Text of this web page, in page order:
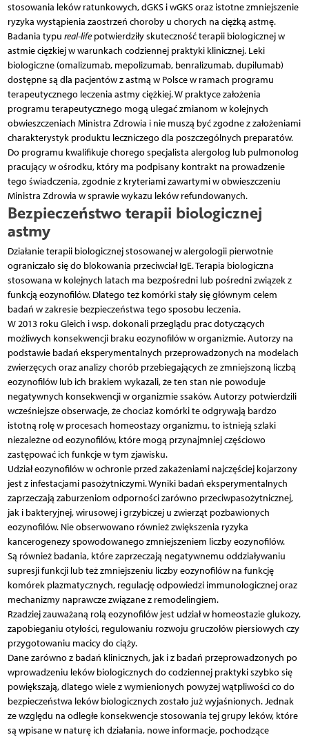
stosowania leków ratunkowych, dGKS i wGKS oraz istotne zmniejszenie
ryzyka wystąpienia zaostrzeń choroby u chorych na ciężką astmę.
Badania typu real-lifepotwierdziły skuteczność terapii biologicznej w
astmie ciężkiej w warunkach codziennej praktyki klinicznej. Leki
biologiczne (omalizumab, mepolizumab, benralizumab, dupilumab)
dostępne są dla pacjentów z astmą w Polsce w ramach programu
terapeutycznego leczenia astmy ciężkiej. W praktyce założenia
programu terapeutycznego mogą ulegać zmianom w kolejnych
obwieszczeniach Ministra Zdrowia i nie muszą być zgodne z założeniami
charakterystyk produktu leczniczego dla poszczególnych preparatów.
Do programu kwalifikuje chorego specjalista alergolog lub pulmonolog
pracujący w ośrodku, który ma podpisany kontrakt na prowadzenie
tego świadczenia, zgodnie z kryteriami zawartymi w obwieszczeniu
Ministra Zdrowia w sprawie wykazu leków refundowanych.
Bezpieczeństwo terapii biologicznej
astmy
Działanie terapii biologicznej stosowanej w alergologii pierwotnie
ograniczało się do blokowania przeciwciał IgE. Terapia biologiczna
stosowana w kolejnych latach ma bezpośredni lub pośredni związek z
funkcją eozynofilów. Dlatego też komórki stały się głównym celem
badań w zakresie bezpieczeństwa tego sposobu leczenia.
W 2013 roku Gleich i wsp. dokonali przeglądu prac dotyczących
możliwych konsekwencji braku eozynofilów w organizmie. Autorzy na
podstawie badań eksperymentalnych przeprowadzonych na modelach
zwierzęcych oraz analizy chorób przebiegających ze zmniejszoną liczbą
eozynofilów lub ich brakiem wykazali, że ten stan nie powoduje
negatywnych konsekwencji w organizmie ssaków. Autorzy potwierdzili
wcześniejsze obserwacje, że chociaż komórki te odgrywają bardzo
istotną rolę w procesach homeostazy organizmu, to istnieją szlaki
niezależne od eozynofilów, które mogą przynajmniej częściowo
zastępować ich funkcje w tym zjawisku.
Udział eozynofilów w ochronie przed zakażeniami najczęściej kojarzony
jest z infestacjami pasożytniczymi. Wyniki badań eksperymentalnych
zaprzeczają zaburzeniom odporności zarówno przeciwpasożytnicznej,
jak i bakteryjnej, wirusowej i grzybiczej u zwierząt pozbawionych
eozynofilów. Nie obserwowano również zwiększenia ryzyka
kancerogenezy spowodowanego zmniejszeniem liczby eozynofilów.
Są również badania, które zaprzeczają negatywnemu oddziaływaniu
supresji funkcji lub też zmniejszeniu liczby eozynofilów na funkcję
komórek plazmatycznych, regulację odpowiedzi immunologicznej oraz
mechanizmy naprawcze związane z remodelingiem.
Rzadziej zauważaną rolą eozynofilów jest udział w homeostazie glukozy,
zapobieganiu otyłości, regulowaniu rozwoju gruczołów piersiowych czy
przygotowaniu macicy do ciąży.
Dane zarówno z badań klinicznych, jak i z badań przeprowadzonych po
wprowadzeniu leków biologicznych do codziennej praktyki szybko się
powiększają, dlatego wiele z wymienionych powyżej wątpliwości co do
bezpieczeństwa leków biologicznych zostało już wyjaśnionych. Jednak
ze względu na odległe konsekwencje stosowania tej grupy leków, które
są wpisane w naturę ich działania, nowe informacje, pochodzące